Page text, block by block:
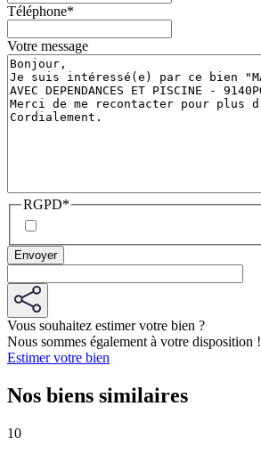
Téléphone*
Votre message
RGPD*
Vous souhaitez estimer votre bien ?
Nous sommes également à votre disposition !
Estimer votre bien
Nos biens similaires
10